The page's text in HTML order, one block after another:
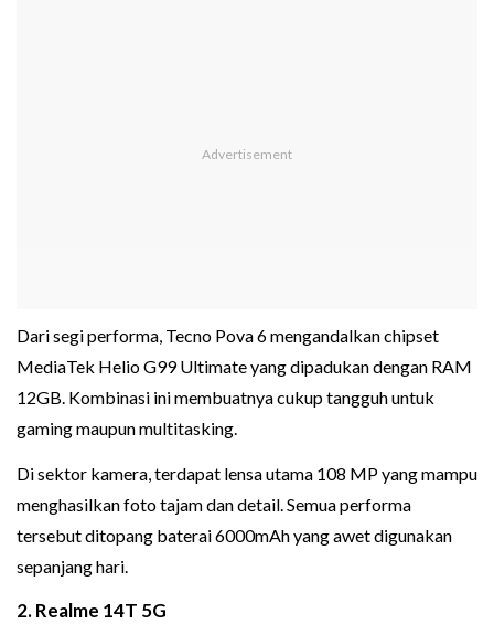
Dari segi performa, Tecno Pova 6 mengandalkan chipset
MediaTek Helio G99 Ultimate yang dipadukan dengan RAM
12GB. Kombinasi ini membuatnya cukup tangguh untuk
gaming maupun multitasking.
Di sektor kamera, terdapat lensa utama 108 MP yang mampu
menghasilkan foto tajam dan detail. Semua performa
tersebut ditopang baterai 6000mAh yang awet digunakan
sepanjang hari.
2. Realme 14T 5G